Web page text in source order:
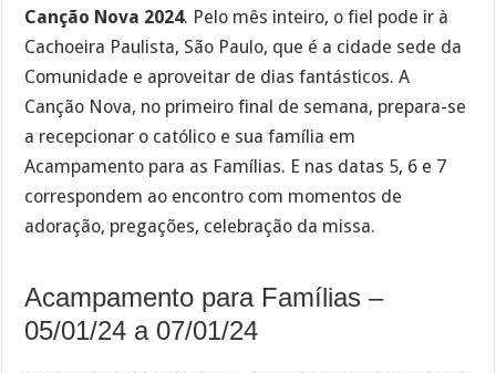
Canção Nova 2024. Pelo mês inteiro, o fiel pode ir à
Cachoeira Paulista, São Paulo, que é a cidade sede da
Comunidade e aproveitar de dias fantásticos. A
Canção Nova, no primeiro final de semana, prepara-se
a recepcionar o católico e sua família em
Acampamento para as Famílias. E nas datas 5, 6 e 7
correspondem ao encontro com momentos de
adoração, pregações, celebração da missa.
Acampamento para Famílias –
05/01/24 a 07/01/24